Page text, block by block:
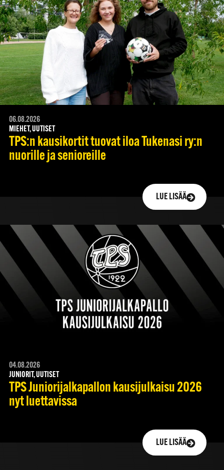
06.08.2026
MIEHET, UUTISET
TPS:n kausikortit tuovat iloa Tukenasi ry:n
nuorille ja senioreille
LUE LISÄÄ
04.08.2026
JUNIORIT, UUTISET
TPS Juniorijalkapallon kausijulkaisu 2026
nyt luettavissa
LUE LISÄÄ